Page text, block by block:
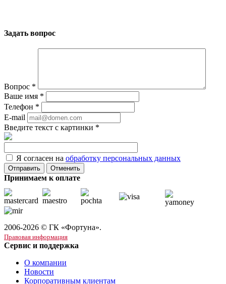
Задать вопрос
Вопрос *
Ваше имя *
Телефон *
E-mail
Введите текст с картинки *
Я согласен на обработку персональных данных
Отменить
Принимаем к оплате
2006-2026 © ГК «Фортуна».
Правовая информация
Сервис и поддержка
О компании
Новости
Корпоративным клиентам